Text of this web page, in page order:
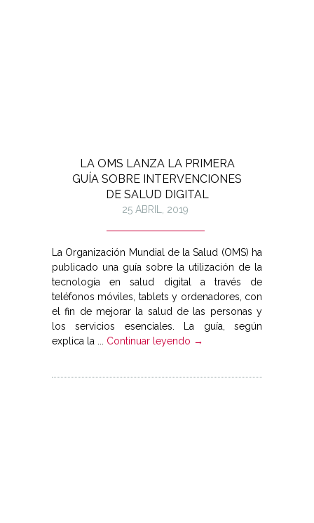
LA OMS LANZA LA PRIMERA
GUÍA SOBRE INTERVENCIONES
DE SALUD DIGITAL
25 ABRIL, 2019
La Organización Mundial de la Salud (OMS) ha
publicado una guía sobre la utilización de la
tecnología en salud digital a través de
teléfonos móviles, tablets y ordenadores, con
el fin de mejorar la salud de las personas y
los servicios esenciales. La guía, según
explica la ... Continuar leyendo →